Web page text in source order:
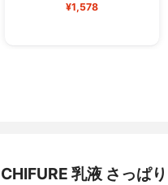
¥1,578
CHIFURE 乳液 さっぱ